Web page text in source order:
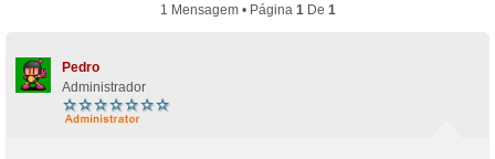
1 Mensagem • Página 1De 1
Pedro
Administrador